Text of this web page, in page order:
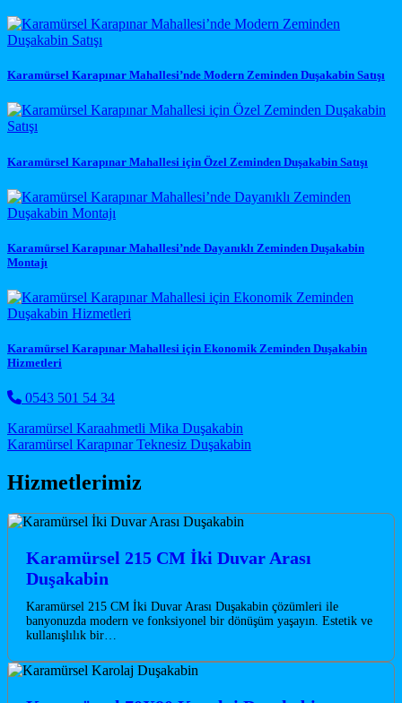
Karamürsel Karapınar Mahallesi’nde Modern Zeminden Duşakabin Satışı
Karamürsel Karapınar Mahallesi için Özel Zeminden Duşakabin Satışı
Karamürsel Karapınar Mahallesi’nde Dayanıklı Zeminden Duşakabin
Montajı
Karamürsel Karapınar Mahallesi için Ekonomik Zeminden Duşakabin
Hizmetleri
0543 501 54 34
Post navigation
Karamürsel Karaahmetli Mika Duşakabin
Karamürsel Karapınar Teknesiz Duşakabin
Hizmetlerimiz
Karamürsel 215 CM İki Duvar Arası
Duşakabin
Karamürsel 215 CM İki Duvar Arası Duşakabin çözümleri ile
banyonuzda modern ve fonksiyonel bir dönüşüm yaşayın. Estetik ve
kullanışlılık bir…